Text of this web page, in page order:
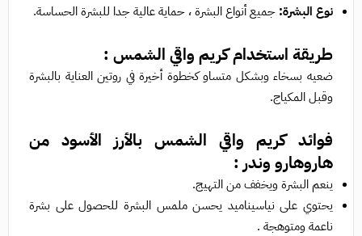
نوع البشرة: جميع أنواع البشرة ، حماية عالية جدا للبشرة الحساسة.
طريقة استخدام كريم واقي الشمس :
ضعيه بسخاء وبشكل متساو كخطوة أخيرة في روتين العناية بالبشرة
وقبل المكياج.
فوائد كريم واقي الشمس بالأرز الأسود من
هاروهارو وندر :
ينعم البشرة ويخفف من التهيج.
يحتوي على نياسيناميد يحسن ملمس البشرة للحصول على بشرة
ناعمة ومتوهجة .